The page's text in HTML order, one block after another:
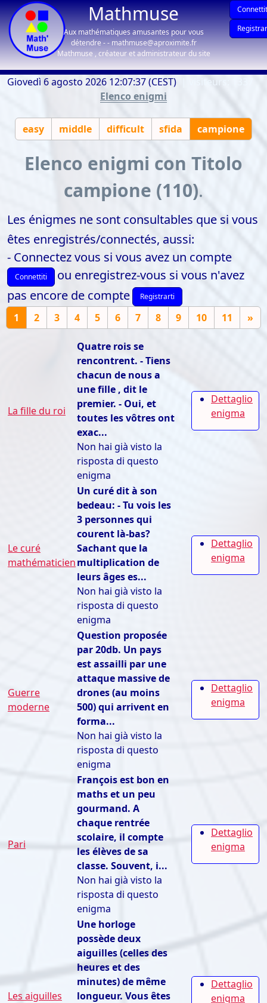
Mathmuse
Aux mathématiques amusantes pour vous
détendre - - mathmuse@aproximite.fr
Mathmuse , créateur et administrateur du site
Giovedì 6 agosto 2026 12:07:37 (CEST)
| visiteurs: 1337
Elenco enigmi
easy middle difficult sfida campione
Elenco enigmi con Titolo
campione (110).
Les énigmes ne sont consultables que si vous
êtes enregistrés/connectés, aussi:
- Connectez vous si vous avez un compte
Connettiti
ou enregistrez-vous si vous n'avez
pas encore de compte
Registrarti
1 2 3 4 5 6 7 8 9 10 11 »
La fille du roi
Quatre rois se
rencontrent. - Tiens
chacun de nous a
une fille , dit le
premier. - Oui, et
toutes les vôtres ont
exac...
Non hai già visto la
risposta di questo
enigma
Dettaglio
enigma
Le curé
mathématicien
Un curé dit à son
bedeau: - Tu vois les
3 personnes qui
courent là-bas?
Sachant que la
multiplication de
leurs âges es...
Non hai già visto la
risposta di questo
enigma
Dettaglio
enigma
Guerre
moderne
Question proposée
par 20db. Un pays
est assailli par une
attaque massive de
drones (au moins
500) qui arrivent en
forma...
Non hai già visto la
risposta di questo
enigma
Dettaglio
enigma
Pari
François est bon en
maths et un peu
gourmand. A
chaque rentrée
scolaire, il compte
les élèves de sa
classe. Souvent, i...
Non hai già visto la
risposta di questo
enigma
Dettaglio
enigma
Les aiguilles
Une horloge
possède deux
aiguilles (celles des
heures et des
minutes) de même
longueur. Vous êtes
Dettaglio
enigma